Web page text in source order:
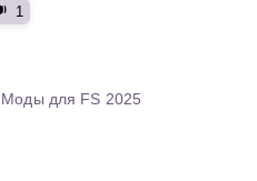
1
Моды для FS 2025